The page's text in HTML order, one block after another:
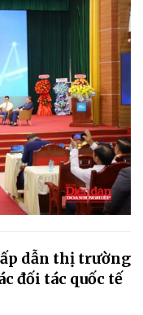
dẫn thị trường
đối tác quốc tế